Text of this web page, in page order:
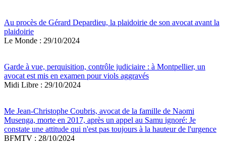
Au procès de Gérard Depardieu, la plaidoirie de son avocat avant la
plaidoirie
Le Monde : 29/10/2024
Garde à vue, perquisition, contrôle judiciaire : à Montpellier, un
avocat est mis en examen pour viols aggravés
Midi Libre : 29/10/2024
Me Jean-Christophe Coubris, avocat de la famille de Naomi
Musenga, morte en 2017, après un appel au Samu ignoré: Je
constate une attitude qui n'est pas toujours à la hauteur de l'urgence
BFMTV : 28/10/2024